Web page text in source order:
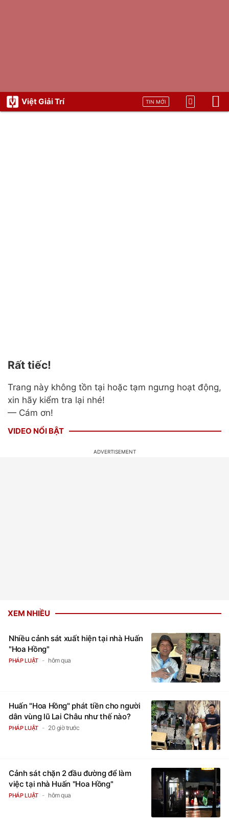
Việt Giải Trí TIN MỚI
Rất tiếc!
Trang này không tồn tại hoặc tạm ngưng hoạt động,
xin hãy kiểm tra lại nhé!
— Cám ơn!
VIDEO NỔI BẬT
XEM NHIỀU
Nhiều cảnh sát xuất hiện tại nhà Huấn
"Hoa Hồng"
PHÁP LUẬT hôm qua
Huấn "Hoa Hồng" phát tiền cho người
dân vùng lũ Lai Châu như thế nào?
PHÁP LUẬT 20 giờ trước
Cảnh sát chặn 2 đầu đường để làm
việc tại nhà Huấn "Hoa Hồng"
PHÁP LUẬT hôm qua